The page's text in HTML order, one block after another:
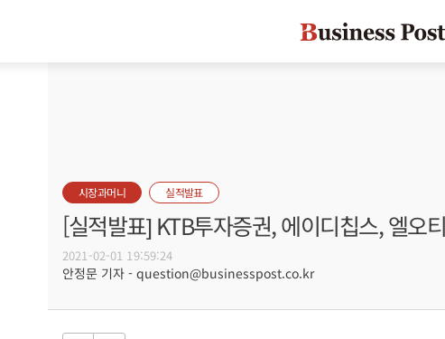
시장과머니 실적발표
[실적발표] KTB투자증권, 에이디칩스, 엘오
2021-02-01 19:59:24
안정문 기자 - question@businesspost.co.kr